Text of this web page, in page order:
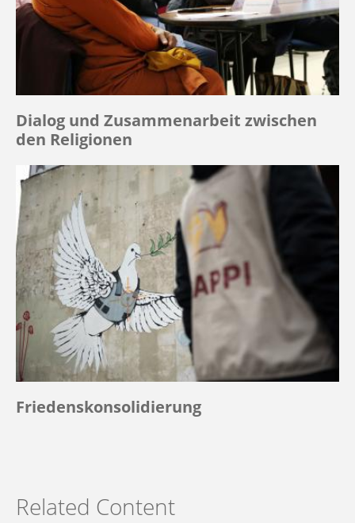
Dialog und Zusammenarbeit zwischen
den Religionen
Friedenskonsolidierung
Related Content